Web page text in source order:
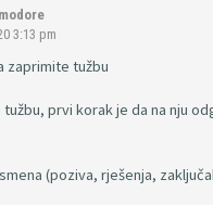
3:13 pm
zaprimite tužbu
prvi korak je da na nju
(poziva, rješenja,